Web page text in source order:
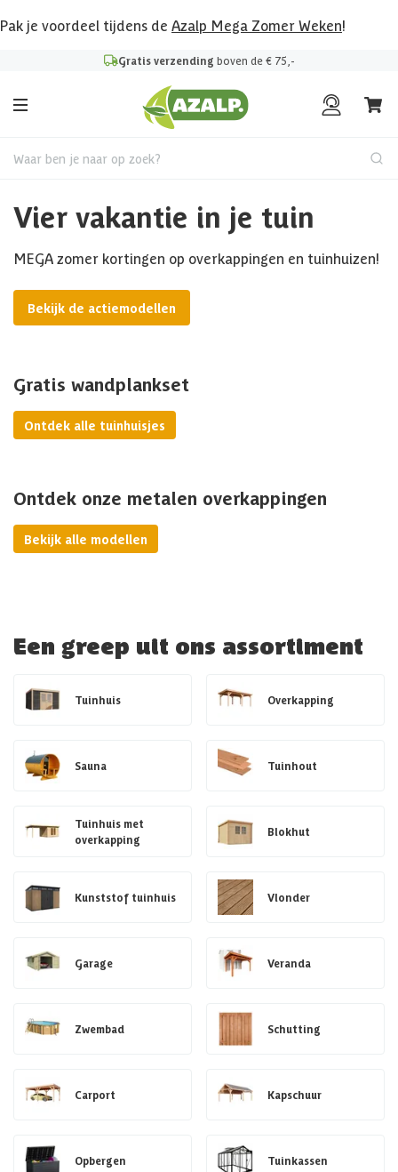
Pak je voordeel tijdens de Azalp Mega Zomer Weken!
Gratis verzending boven de € 75,-
Waar ben je naar op zoek?
Vier vakantie in je tuin
MEGA zomer kortingen op overkappingen en tuinhuizen!
Bekijk de actiemodellen
Gratis wandplankset
Ontdek alle tuinhuisjes
Ontdek onze metalen overkappingen
Bekijk alle modellen
Een greep uit ons assortiment
Tuinhuis Overkapping
Sauna Tuinhout
Tuinhuis met
overkapping
Blokhut
Kunststof tuinhuis Vlonder
Garage Veranda
Zwembad Schutting
Carport Kapschuur
Opbergen Tuinkassen